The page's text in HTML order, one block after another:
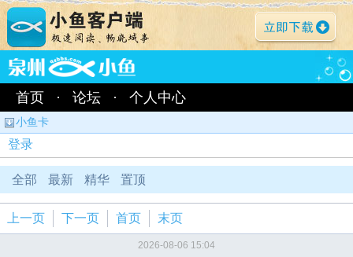
首页 · 论坛 · 个人中心
小鱼卡
登录
全部 最新 精华 置顶
上一页 下一页 首页 末页
2026-08-06 15:04